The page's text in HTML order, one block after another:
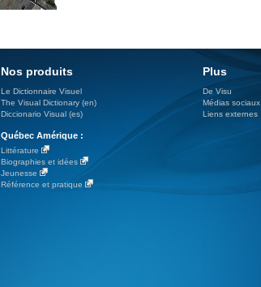
Nos produits
Le Dictionnaire Visuel
The Visual Dictionary (en)
Diccionario Visual (es)
Québec Amérique :
Littérature
Biographies et idées
Jeunesse
Référence et pratique
Plus
De Visu
Médias sociaux
Liens externes